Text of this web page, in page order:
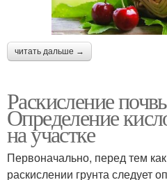
читать дальше →
Раскисление
Определение
на участке
Первоначально, перед тем
раскислении грунта следует